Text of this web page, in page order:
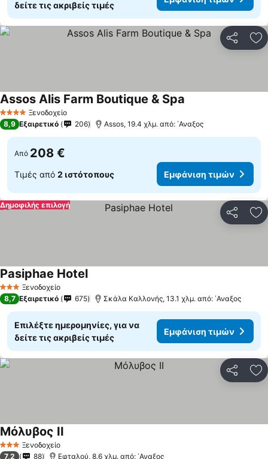
δείτε τις ακριβείς τιμές
4 ΑστέριαΞενοδοχείο
Assos Alis Farm Boutique & Spa
8,9 Εξαιρετικό 206 Assos, 19.4 χλμ. από: ΄Αναξος
Από 208 €
Τιμές από 2 ιστότοπους Εμφάνιση τιμών
Δημοφιλής επιλογή
3 ΑστέριαΞενοδοχείο
Pasiphae HotelΕμφάνιση τιμών
8,7 Εξαιρετικό 675 Σκάλα Καλλονής, 13.1 χλμ. από: ΄Αναξος
Επιλέξτε ημερομηνίες, για να
δείτε τις ακριβείς τιμές
Εμφάνιση τιμών
3 ΑστέριαΞενοδοχείο
Mόλυβος II
7,2 88 Εφταλού, 8.6 χλμ. από: ΄Αναξος